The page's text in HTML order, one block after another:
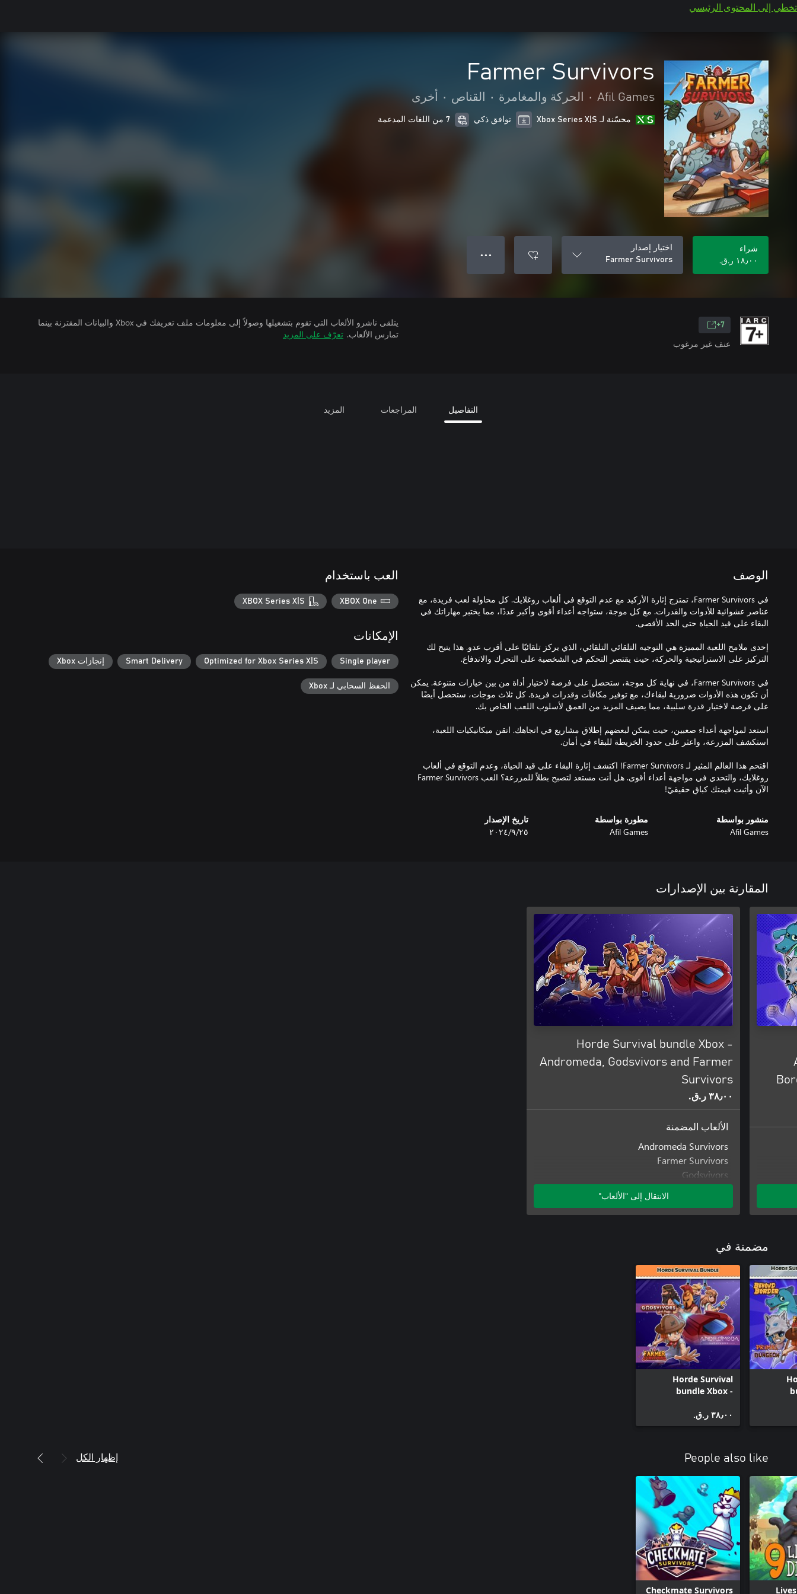
تخطي إلى المحتوى الرئيسي
Farmer Survivors
Afil Games
• الحركة والمغامرة • القناص • أخرى
محسّنة لـ Xbox Series X|S توافق ذكي 7 من اللغات المدعمة
شراء
١٨٫٠٠ ر.ق.‏
اختيار إصدار
Farmer Survivors
● ● ●
7+
عنف غير مرغوب
يتلقى ناشرو الألعاب التي تقوم بتشغيلها وصولاً إلى معلومات ملف تعريفك في Xbox والبيانات المقترنة بينما
تمارس الألعاب. تعرّف على المزيد
التفاصيل المراجعات المزيد
الوصف
في Farmer Survivors، تمتزج إثارة الأركيد مع عدم التوقع في ألعاب روغلايك. كل محاولة لعب فريدة، مع
عناصر عشوائية للأدوات والقدرات. مع كل موجة، ستواجه أعداء أقوى وأكبر عددًا، مما يختبر مهاراتك في
إحدى ملامح اللعبة المميزة هي التوجيه التلقائي التلقائي، الذي يركز تلقائيًا على أقرب عدو. هذا يتيح لك
في Farmer Survivors، في نهاية كل موجة، ستحصل على فرصة لاختيار أداة من بين خيارات متنوعة. يمكن
أن تكون هذه الأدوات ضرورية لبقاءك، مع توفير مكافآت وقدرات فريدة. كل ثلاث موجات، ستحصل أيضًا
استعد لمواجهة أعداء صعبين، حيث يمكن لبعضهم إطلاق مشاريع في اتجاهك. اتقن ميكانيكيات اللعبة،
اقتحم هذا العالم المثير لـ Farmer Survivors! اكتشف إثارة البقاء على قيد الحياة، وعدم التوقع في ألعاب
روغلايك، والتحدي في مواجهة أعداء أقوى. هل أنت مستعد لتصبح بطلاً للمزرعة؟ العب Farmer Survivors
الآن وأثبت قيمتك كباقٍ حقيقيّ!
منشور بواسطة
Afil Games
مطورة بواسطة
Afil Games
تاريخ الإصدار
٢٥‏/٩‏/٢٠٢٤
العب باستخدام
XBOX One
XBOX Series X|S
الإمكانات
Single player
Optimized for Xbox Series X|S
Smart Delivery إنجازات Xbox
الحفظ السحابي لـ Xbox
المقارنة بين الإصدارات
Horde Survival bundle Xbox -
Andromeda, Godsvivors and Farmer
Survivors
٣٨٫٠٠ ر.ق.‏
الألعاب المضمنة
Andromeda Survivors
Farmer Survivors
Godsvivors
الانتقال إلى "الألعاب"
مضمنة في
Horde Survival
bundle Xbox -
Godsvivors and
Farmer Survivors
٣٨٫٠٠ ر.ق.‏
People also like إظهار الكل
Checkmate Survivors